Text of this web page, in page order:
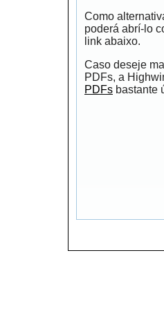
Como
poderá abrí-lo
link abaixo.
Caso deseje
PDFs, a
PDFs bastante